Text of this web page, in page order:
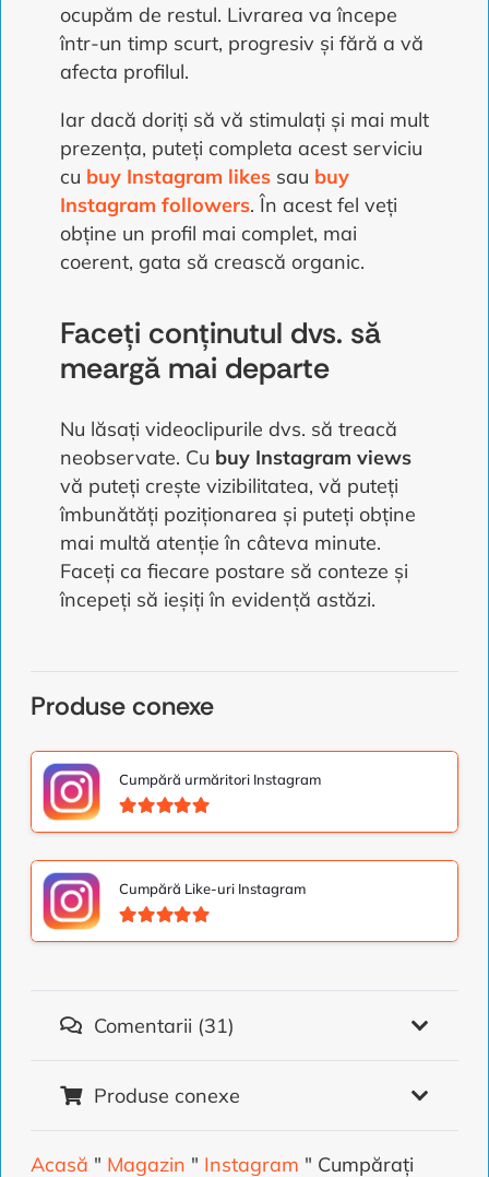
ocupăm de restul. Livrarea va începe
într-un timp scurt, progresiv și fără a vă
afecta profilul.
Iar dacă doriți să vă stimulați și mai mult
prezența, puteți completa acest serviciu
cu buy Instagram likes sau buy
Instagram followers. În acest fel veți
obține un profil mai complet, mai
coerent, gata să crească organic.
Faceți conținutul dvs. să
meargă mai departe
Nu lăsați videoclipurile dvs. să treacă
neobservate. Cu buy Instagram views
vă puteți crește vizibilitatea, vă puteți
îmbunătăți poziționarea și puteți obține
mai multă atenție în câteva minute.
Faceți ca fiecare postare să conteze și
începeți să ieșiți în evidență astăzi.
Produse conexe
Cumpără urmăritori Instagram
Cumpără Like-uri Instagram
Comentarii (31)
Produse conexe
Acasă " Magazin " Instagram " Cumpărați